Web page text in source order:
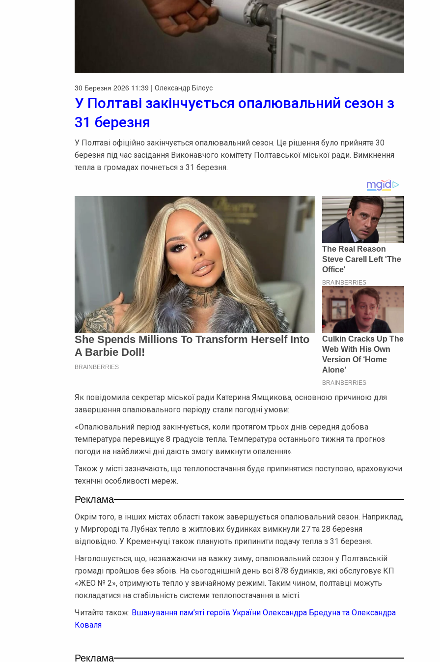
30 Березня 2026 11:39 | Олександр Білоус
У Полтаві закінчується опалювальний сезон з
31 березня
У Полтаві офіційно закінчується опалювальний сезон. Це рішення було прийняте 30
березня під час засідання Виконавчого комітету Полтавської міської ради. Вимкнення
тепла в громадах почнеться з 31 березня.
Як повідомила секретар міської ради Катерина Ямщикова, основною причиною для
завершення опалювального періоду стали погодні умови:
«Опалювальний період закінчується, коли протягом трьох днів середня добова
температура перевищує 8 градусів тепла. Температура останнього тижня та прогноз
погоди на найближчі дні дають змогу вимкнути опалення».
Також у місті зазначають, що теплопостачання буде припинятися поступово, враховуючи
технічні особливості мереж.
Реклама
Окрім того, в інших містах області також завершується опалювальний сезон. Наприклад,
у Миргороді та Лубнах тепло в житлових будинках вимкнули 27 та 28 березня
відповідно. У Кременчуці також планують припинити подачу тепла з 31 березня.
Наголошується, що, незважаючи на важку зиму, опалювальний сезон у Полтавській
громаді пройшов без збоїв. На сьогоднішній день всі 878 будинків, які обслуговує КП
«ЖЕО № 2», отримують тепло у звичайному режимі. Таким чином, полтавці можуть
покладатися на стабільність системи теплопостачання в місті.
Читайте також: Вшанування пам’яті героїв України Олександра Бредуна та Олександра
Коваля
Реклама